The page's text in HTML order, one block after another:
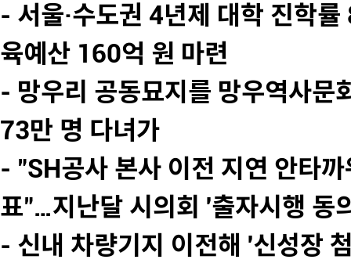
- 서울·수도권 4년제 대학 진학
육예산 160억 원 마련
- 망우리 공동묘지를 망우역사문
73만 명 다녀가
- "SH공사 본사 이전 지연 안타
표"…지난달 시의회 '출자시행 동
- 신내 차량기지 이전해 '신성장